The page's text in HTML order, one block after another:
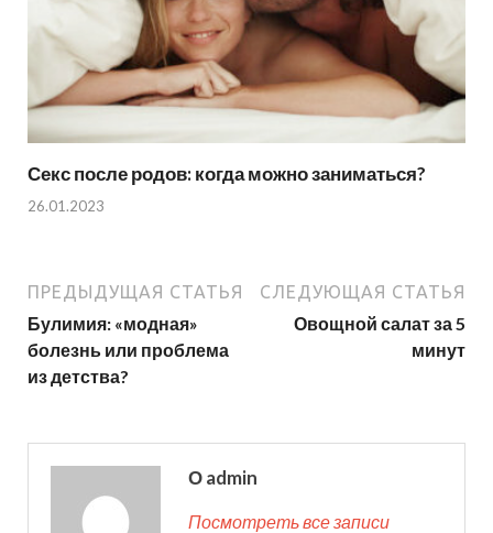
Секс после родов: когда можно заниматься?
26.01.2023
ПРЕДЫДУЩАЯ СТАТЬЯ
Булимия: «модная»
болезнь или проблема
из детства?
СЛЕДУЮЩАЯ СТАТЬЯ
Овощной салат за 5
минут
О admin
Посмотреть все записи